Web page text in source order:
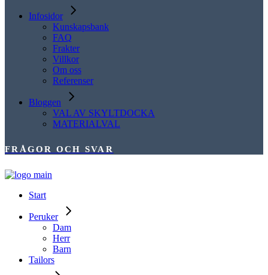
Infosidor
Kunskapsbank
FAQ
Frakter
Villkor
Om oss
Referenser
Bloggen
VAL AV SKYLTDOCKA
MATERIALVAL
FRÅGOR OCH SVAR
Start
Peruker
Dam
Herr
Barn
Tailors